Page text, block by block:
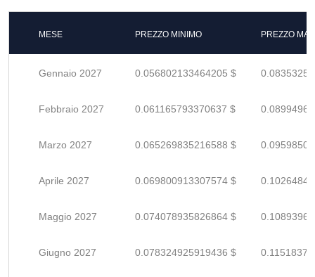
MESE PREZZO MINIMO PREZZO
Gennaio 2027 0.056802133464205 $
Febbraio 2027 0.061165793370637 $
Marzo 2027 0.065269835216588 $
Aprile 2027 0.069800913307574 $
Maggio 2027 0.074078935826864 $
Giugno 2027 0.078324925919436 $